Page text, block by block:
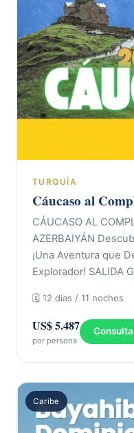
TURQUÍA
Cáucaso al
CÁUCASO AL
AZERBAIYÁN
¡Una Aventura que
Explorador! SALIDA
🗓 12 días / 11 noches
US$ 5.487
por persona
Caribe